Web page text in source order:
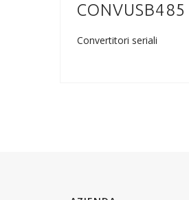
CONVUSB485
Convertitori seriali